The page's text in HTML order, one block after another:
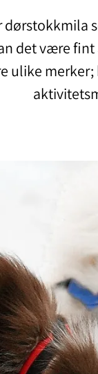
dørstokkmila
det være fint
ulike